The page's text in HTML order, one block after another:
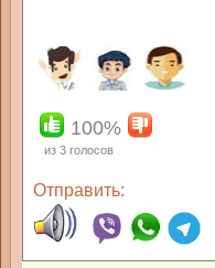
100%
из 3 голосов
Отправить: